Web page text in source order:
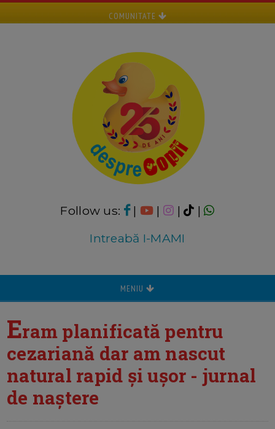
COMUNITATE
Follow us: | | |
|
Intreabă I-MAMI
MENIU
Eram planificată pentru
cezariană dar am nascut
natural rapid și ușor - jurnal
de naștere